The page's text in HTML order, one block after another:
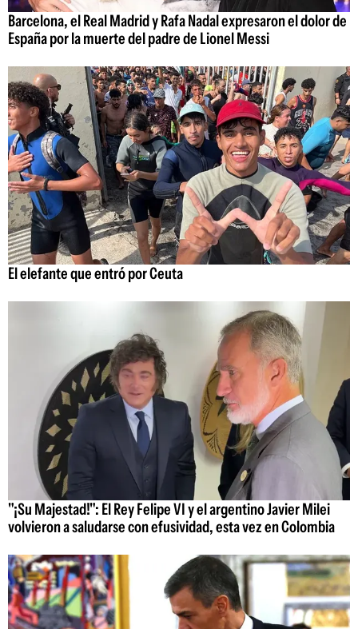
Barcelona, el Real Madrid y Rafa Nadal expresaron el dolor de
España por la muerte del padre de Lionel Messi
El elefante que entró por Ceuta
"¡Su Majestad!": El Rey Felipe VI y el argentino Javier Milei
volvieron a saludarse con efusividad, esta vez en Colombia